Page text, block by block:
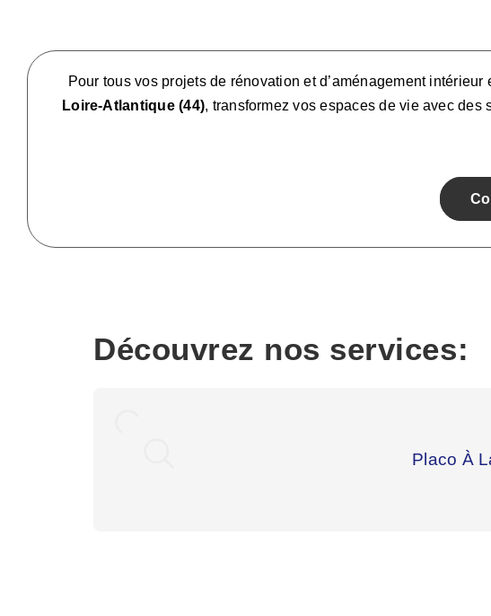
Pour tous vos projets de rénovation et d’aménagement
Loire-Atlantique (44), transformez vos espaces de vie avec
Découvrez nos services:
Placo À